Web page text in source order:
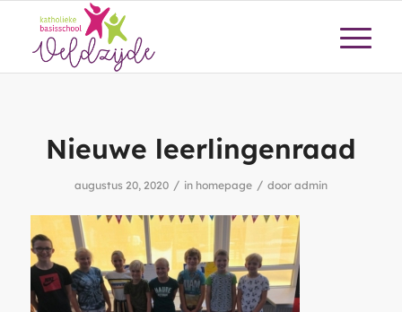
Nieuwe leerlingenraad
augustus 20, 2020 / in homepage / door admin